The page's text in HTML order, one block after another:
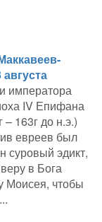
императора
IV Епифана
– 163г до н.э.)
евреев был
суровый эдикт,
в Бога
Моисея, чтобы